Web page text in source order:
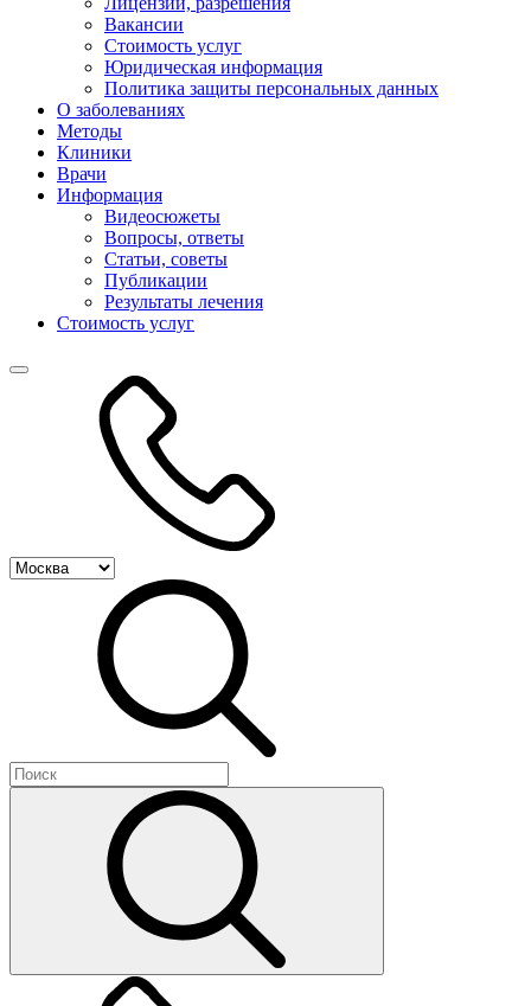
Вакансии
Стоимость услуг
Юридическая информация
Политика защиты персональных данных
О заболеваниях
Методы
Клиники
Врачи
Информация
Видеосюжеты
Вопросы, ответы
Статьи, советы
Публикации
Результаты лечения
Стоимость услуг